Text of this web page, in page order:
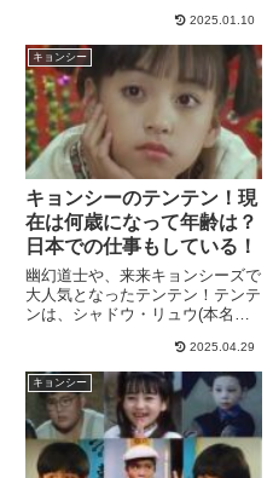
WEBが便利になってからラム道
士はいつ頃亡くなったの？死因の
病気や病名は何？亡くなったとき
の年齢は？ということが気になり
まし...
2025.01.10
キョンシー
キョンシーのテンテン！現
在は何歳になって年齢は？
日本での仕事もしている！
幽幻道士や、来来キョンシーズで
大人気となったテンテン！テンテ
ンは、シャドウ・リュウ(本名：
んですね！！そんなテンテンちゃ
んは、現在は何歳になったの？年
齢は？現在は何をしているの？近
況が知りたい！という方もおられ
るはず！キョンシーに出演してい
たテンテンについて、現在を調査
してみたいと思います。
2025.04.29
キョンシー